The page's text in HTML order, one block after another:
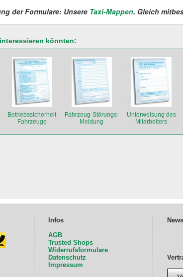
der Formulare: Unsere Taxi-Mappen. Gleich
könnten:
Betriebssicherheit
Fahrzeuge
Fahrzeug-Störungs-
Meldung
Unterweisung des
Mitarbeiters
Infos
AGB
Trusted Shops
Widerrufsformulare
Datenschutz
Impressum